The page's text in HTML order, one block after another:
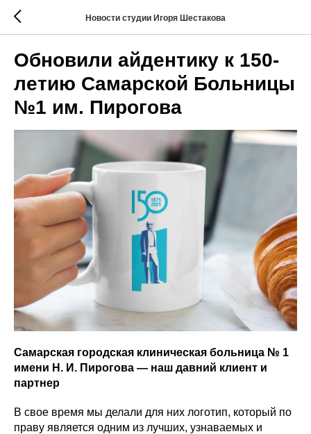
Новости студии Игоря Шестакова
Обновили айдентику к 150-
летию Самарской Больницы
№1 им. Пирогова
Самарская городская клиническая больница № 1
имени Н. И. Пирогова — наш давний клиент и
партнер
В свое время мы делали для них логотип, который по
праву является одним из лучших, узнаваемых и